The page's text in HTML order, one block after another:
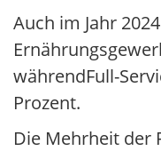
Auch im Jahr
währendFull-
Prozent.
Die Mehrheit der